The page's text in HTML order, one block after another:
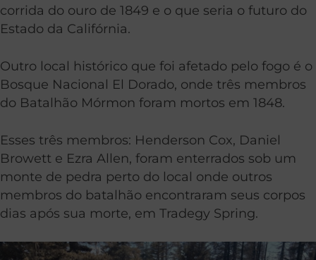
corrida do ouro de 1849 e o que seria o futuro do
Estado da Califórnia.
Outro local histórico que foi afetado pelo fogo é o
Bosque Nacional El Dorado, onde três membros
do Batalhão Mórmon foram mortos em 1848.
Esses três membros: Henderson Cox, Daniel
Browett e Ezra Allen, foram enterrados sob um
monte de pedra perto do local onde outros
membros do batalhão encontraram seus corpos
dias após sua morte, em Tradegy Spring.